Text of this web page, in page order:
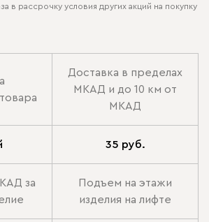
в рассрочку условия других акций на покупку
Доставка в пределах
МКАД и до 10 км от
МКАД
35 руб.
за
Подъем на этажи
изделия на лифте